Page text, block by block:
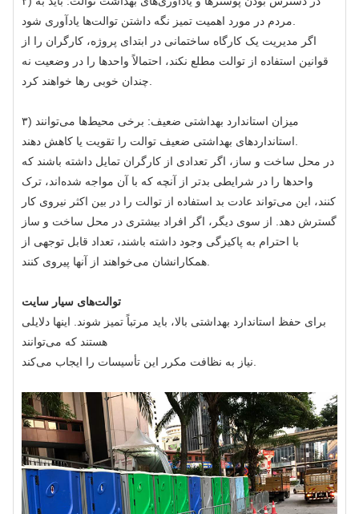
اگر مدیریت یک کارگاه ساختمانی در ابتدای پروژه، کارگران را از
قوانین استفاده از توالت مطلع نکند، احتمالاً واحدها را در وضعیت نه
۳) میزان استاندارد بهداشتی ضعیف: برخی محیط‌ها می‌توانند
در محل ساخت و ساز، اگر تعدادی از کارگران تمایل داشته باشند که
واحدها را در شرایطی بدتر از آنچه که با آن مواجه شده‌اند، ترک
کنند، این می‌تواند عادت بد استفاده از توالت را در بین اکثر نیروی کار
گسترش دهد. از سوی دیگر، اگر افراد بیشتری در محل ساخت و ساز
با احترام به پاکیزگی وجود داشته باشند، تعداد قابل توجهی از
توالت‌های سیار سایت
برای حفظ استاندارد بهداشتی بالا، باید مرتباً تمیز شوند. اینها دلایلی